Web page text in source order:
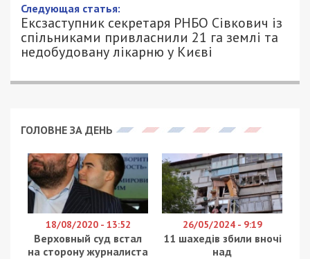
23/06/2026 - 14:07
ПЕТРО ЩУКІН - СПЕЦИАЛЬНО ДЛЯ
49000.COM.UA
383